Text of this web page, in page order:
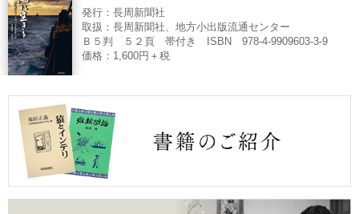
発行：長周新聞社
取扱：長周新聞社、地方小出版流通センター
Ｂ５判 ５２頁 帯付き ISBN 978-4-9909603-3-9
価格：1,600円＋税